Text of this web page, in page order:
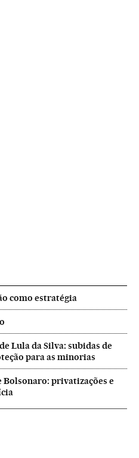
como estratégia
Lula da Silva: subidas de
para as minorias
privatizações e